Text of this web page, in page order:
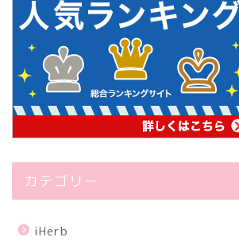
カテゴリー
iHerb